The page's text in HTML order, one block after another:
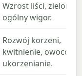
Wzrost liści, zielony
ogólny wigor.
Rozwój korzeni,
kwitnienie,
ukorzenianie.